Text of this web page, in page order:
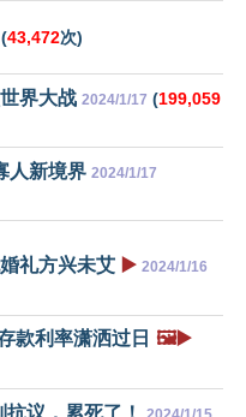
(43,472次)
界大战 2024/1/17 (199,059
人新境界 2024/1/17
礼方兴未艾 ▶️ 2024/1/16
款利率潇洒过日 🖼️▶️